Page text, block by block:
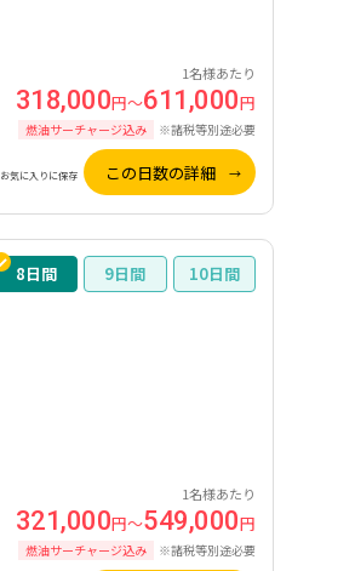
1名様あたり
318,000円～611,000円
燃油サーチャージ込み ※諸税等別途必要
お気に入りに保存 この日数の詳細
8 9 10
1名様あたり
321,000円～549,000円
燃油サーチャージ込み ※諸税等別途必要